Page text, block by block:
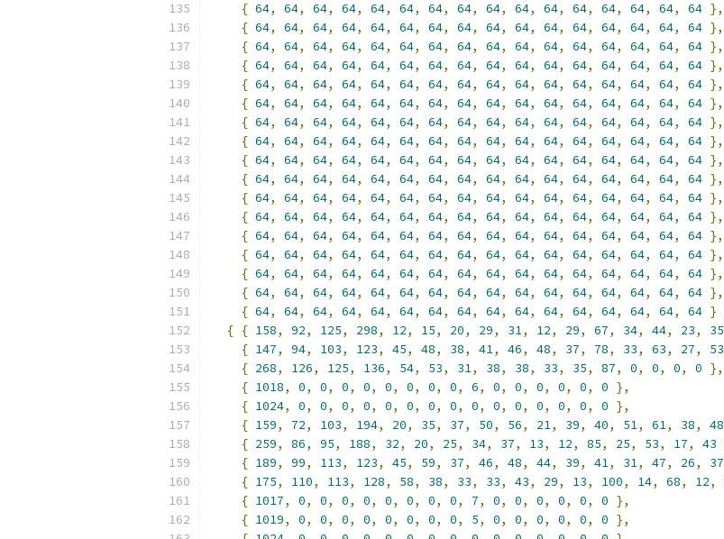
{ 64, 64, 64, 64, 64, 64, 64, 64, 64, 64, 64, 64, 64, 64, 64, 64 },
{ 64, 64, 64, 64, 64, 64, 64, 64, 64, 64, 64, 64, 64, 64, 64, 64 },
{ 64, 64, 64, 64, 64, 64, 64, 64, 64, 64, 64, 64, 64, 64, 64, 64 },
{ 64, 64, 64, 64, 64, 64, 64, 64, 64, 64, 64, 64, 64, 64, 64, 64 },
{ 64, 64, 64, 64, 64, 64, 64, 64, 64, 64, 64, 64, 64, 64, 64, 64 },
{ 64, 64, 64, 64, 64, 64, 64, 64, 64, 64, 64, 64, 64, 64, 64, 64 },
{ 64, 64, 64, 64, 64, 64, 64, 64, 64, 64, 64, 64, 64, 64, 64, 64 },
{ 64, 64, 64, 64, 64, 64, 64, 64, 64, 64, 64, 64, 64, 64, 64, 64 },
{ 64, 64, 64, 64, 64, 64, 64, 64, 64, 64, 64, 64, 64, 64, 64, 64 },
{ 64, 64, 64, 64, 64, 64, 64, 64, 64, 64, 64, 64, 64, 64, 64, 64 },
{ 64, 64, 64, 64, 64, 64, 64, 64, 64, 64, 64, 64, 64, 64, 64, 64 },
{ 64, 64, 64, 64, 64, 64, 64, 64, 64, 64, 64, 64, 64, 64, 64, 64 },
{ 64, 64, 64, 64, 64, 64, 64, 64, 64, 64, 64, 64, 64, 64, 64, 64 },
{ 64, 64, 64, 64, 64, 64, 64, 64, 64, 64, 64, 64, 64, 64, 64, 64 },
{ 64, 64, 64, 64, 64, 64, 64, 64, 64, 64, 64, 64, 64, 64, 64, 64 },
{ 64, 64, 64, 64, 64, 64, 64, 64, 64, 64, 64, 64, 64, 64, 64, 64 },
{ 64, 64, 64, 64, 64, 64, 64, 64, 64, 64, 64, 64, 64, 64, 64, 64 }
{ { 158, 92, 125, 298, 12, 15, 20, 29, 31, 12, 29, 67, 34, 44, 23, 35
{ 147, 94, 103, 123, 45, 48, 38, 41, 46, 48, 37, 78, 33, 63, 27, 53
{ 268, 126, 125, 136, 54, 53, 31, 38, 38, 33, 35, 87, 0, 0, 0, 0 },
{ 1018, 0, 0, 0, 0, 0, 0, 0, 0, 6, 0, 0, 0, 0, 0, 0 },
{ 1024, 0, 0, 0, 0, 0, 0, 0, 0, 0, 0, 0, 0, 0, 0, 0 },
{ 159, 72, 103, 194, 20, 35, 37, 50, 56, 21, 39, 40, 51, 61, 38, 48
{ 259, 86, 95, 188, 32, 20, 25, 34, 37, 13, 12, 85, 25, 53, 17, 43
{ 189, 99, 113, 123, 45, 59, 37, 46, 48, 44, 39, 41, 31, 47, 26, 37
{ 175, 110, 113, 128, 58, 38, 33, 33, 43, 29, 13, 100, 14, 68, 12,
{ 1017, 0, 0, 0, 0, 0, 0, 0, 0, 7, 0, 0, 0, 0, 0, 0 },
{ 1019, 0, 0, 0, 0, 0, 0, 0, 0, 5, 0, 0, 0, 0, 0, 0 },